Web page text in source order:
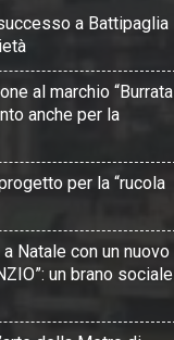
a Battipaglia
al marchio “Burrata
anche per la
per la “rucola
Natale con un nuovo
un brano sociale